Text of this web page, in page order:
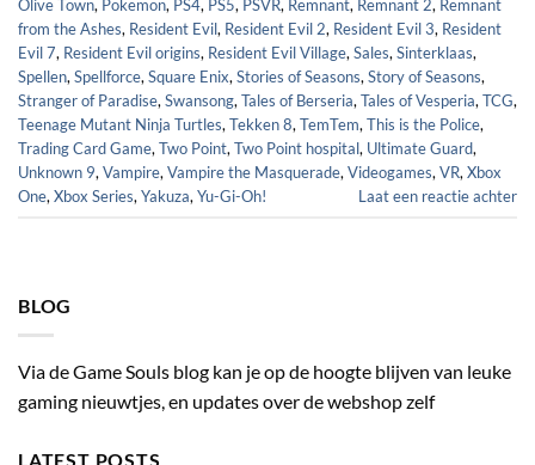
Olive Town, Pokemon, PS4, PS5, PSVR, Remnant, Remnant 2, Remnant
from the Ashes, Resident Evil, Resident Evil 2, Resident Evil 3, Resident
Evil 7, Resident Evil origins, Resident Evil Village, Sales, Sinterklaas,
Spellen, Spellforce, Square Enix, Stories of Seasons, Story of Seasons,
Stranger of Paradise, Swansong, Tales of Berseria, Tales of Vesperia, TCG,
Teenage Mutant Ninja Turtles, Tekken 8, TemTem, This is the Police,
Trading Card Game, Two Point, Two Point hospital, Ultimate Guard,
Unknown 9, Vampire, Vampire the Masquerade, Videogames, VR, Xbox
One, Xbox Series, Yakuza, Yu-Gi-Oh! Laat een reactie achter
BLOG
Via de Game Souls blog kan je op de hoogte blijven van leuke
gaming nieuwtjes, en updates over de webshop zelf
LATEST POSTS